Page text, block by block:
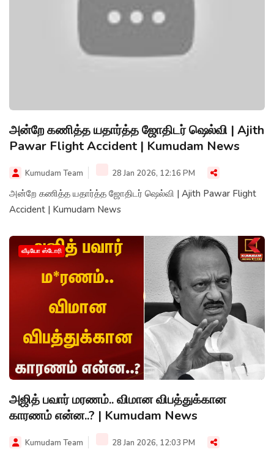
அன்றே கணித்த யதார்த்த ஜோதிடர் ஷெல்வி | Ajith
Pawar Flight Accident | Kumudam News
Kumudam Team 28 Jan 2026, 12:16 PM
அன்றே கணித்த யதார்த்த ஜோதிடர் ஷெல்வி | Ajith Pawar Flight
Accident | Kumudam News
வீடியோ ஸ்டோரி
அஜித் பவார் மரணம்.. விமான விபத்துக்கான
காரணம் என்ன..? | Kumudam News
Kumudam Team 28 Jan 2026, 12:03 PM